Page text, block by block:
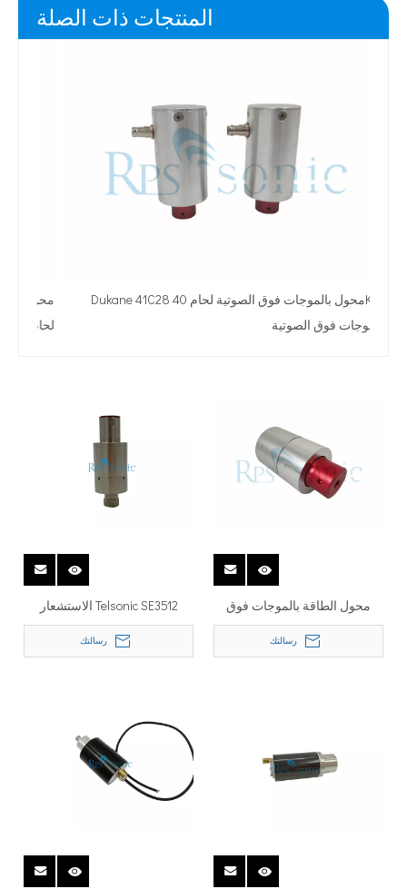
المنتجات ذات الصلة
Dukane 41C28 محول بالموجات فوق الصوتية لحام 40KHZ
بالموجات فوق الصوتية
محول الطاقة بالموجات فوق
الصوتية Telsonic SE-2050A
محول لحام عالي الطاقة
رسالتك
Telsonic SE3512 الاستشعار
بالموجات فوق الصوتية 35kHZ
محول 1200W
رسالتك